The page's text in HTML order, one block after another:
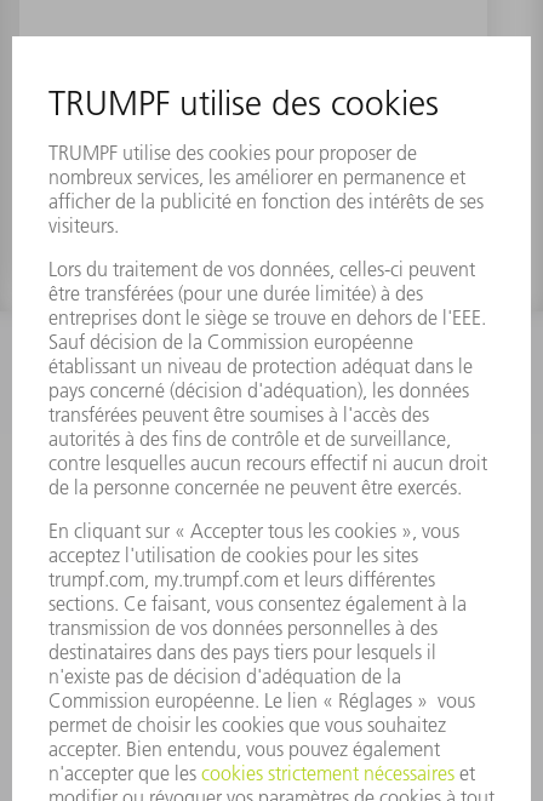
Boîtier à tiroirs ORSYbull
5/480x335x62
Numéro de référence:2041038
INFORMATION
Foire aux questions
Termes et conditions
CONTACT
01 48 17 37 73
Lun - Jeu 08:00h - 16:30h
Ven 08:00h - 12:30h
outillages@fr.TRUMPF.com
CONTACT
Pièces Détachées
01 48 17 37 57
Lun – Ven 8:30h - 17:30h
pieces.detachees@trumpf.com